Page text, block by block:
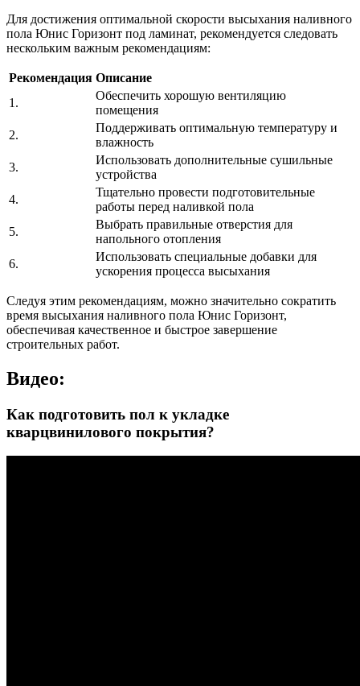
Для достижения оптимальной скорости высыхания наливного
пола Юнис Горизонт под ламинат, рекомендуется следовать
нескольким важным рекомендациям:
Рекомендация Описание
1.
Обеспечить хорошую вентиляцию
помещения
2.
Поддерживать оптимальную температуру и
влажность
3.
Использовать дополнительные сушильные
устройства
4.
Тщательно провести подготовительные
работы перед наливкой пола
5.
Выбрать правильные отверстия для
напольного отопления
6.
Использовать специальные добавки для
ускорения процесса высыхания
Следуя этим рекомендациям, можно значительно сократить
время высыхания наливного пола Юнис Горизонт,
обеспечивая качественное и быстрое завершение
строительных работ.
Видео:
Как подготовить пол к укладке
кварцвинилового покрытия?